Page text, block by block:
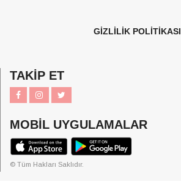
GİZLİLİK POLİTİKASI
TAKİP ET
MOBİL UYGULAMALAR
© Tüm Hakları Saklıdır.